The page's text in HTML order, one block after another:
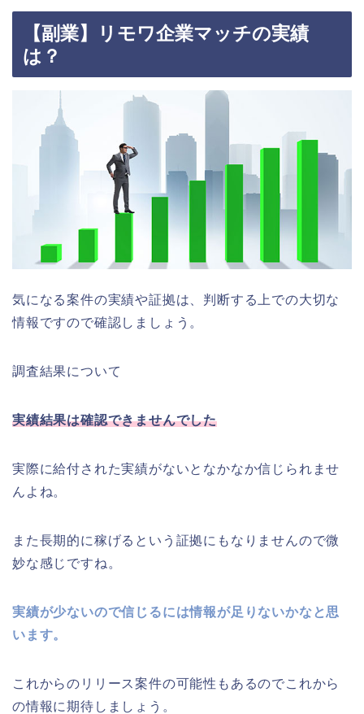
【副業】リモワ企業マッチの実績
は？
気になる案件の実績や証拠は、判断する上での大切な
情報ですので確認しましょう。
調査結果について
実績結果は確認できませんでした
実際に給付された実績がないとなかなか信じられませ
んよね。
また長期的に稼げるという証拠にもなりませんので微
妙な感じですね。
実績が少ないので信じるには情報が足りないかなと思
います。
これからのリリース案件の可能性もあるのでこれから
の情報に期待しましょう。